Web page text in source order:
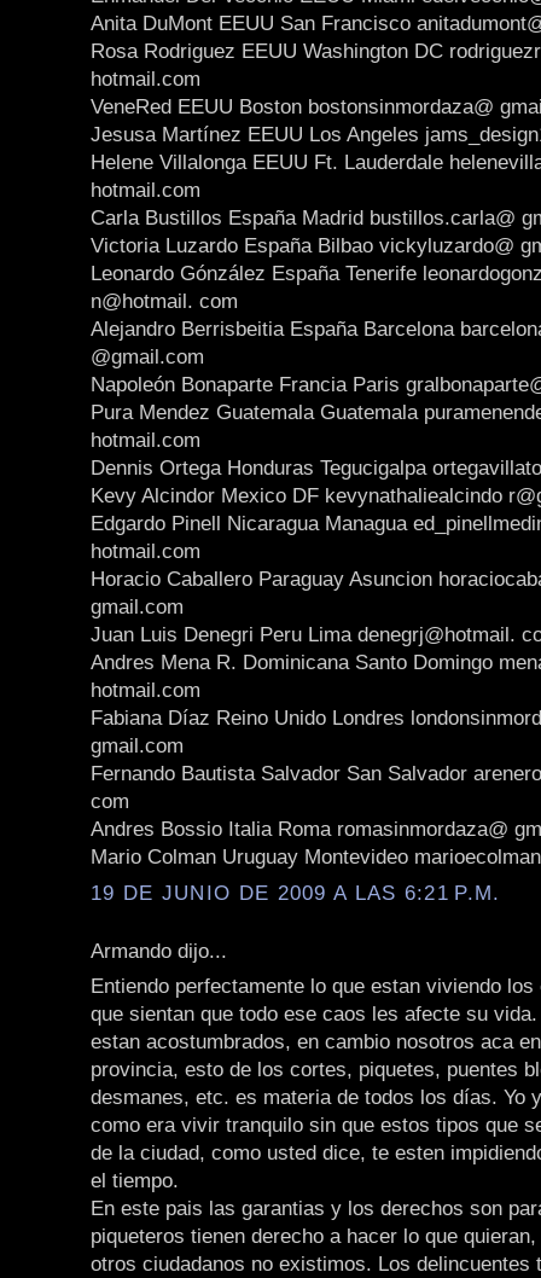
Anita DuMont EEUU San Francisco
Rosa Rodriguez EEUU Washington DC
hotmail.com
VeneRed EEUU Boston bostonsinmordaza@
Jesusa Martínez EEUU Los Angeles
Helene Villalonga EEUU Ft. Lauderdale
hotmail.com
Carla Bustillos España Madrid bustillos.carla@
Victoria Luzardo España Bilbao vickyluzardo@
Leonardo Gónzález España Tenerife
n@hotmail. com
Alejandro Berrisbeitia España Barcelona
@gmail.com
Napoleón Bonaparte Francia Paris
Pura Mendez Guatemala Guatemala
hotmail.com
Dennis Ortega Honduras Tegucigalpa
Kevy Alcindor Mexico DF kevynathaliealcindo
Edgardo Pinell Nicaragua Managua
hotmail.com
Horacio Caballero Paraguay Asuncion
gmail.com
Juan Luis Denegri Peru Lima denegrj@hotmail.
Andres Mena R. Dominicana Santo Domingo
hotmail.com
Fabiana Díaz Reino Unido Londres
gmail.com
Fernando Bautista Salvador San Salvador
com
Andres Bossio Italia Roma romasinmordaza@
Mario Colman Uruguay Montevideo
19 DE JUNIO DE 2009 A LAS 6:21 P.M.
Armando dijo...
Entiendo perfectamente lo que estan viviendo
que sientan que todo ese caos les afecte su
estan acostumbrados, en cambio nosotros aca
provincia, esto de los cortes, piquetes, puentes
desmanes, etc. es materia de todos los días. Yo
como era vivir tranquilo sin que estos tipos que
de la ciudad, como usted dice, te esten
el tiempo.
En este pais las garantias y los derechos son
piqueteros tienen derecho a hacer lo que
otros ciudadanos no existimos. Los delincuentes